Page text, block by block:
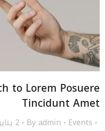
to Lorem Posuere
Tincidunt Amet
Events
Byadmin 2 يناير، 2024